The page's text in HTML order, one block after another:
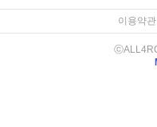
이용약관